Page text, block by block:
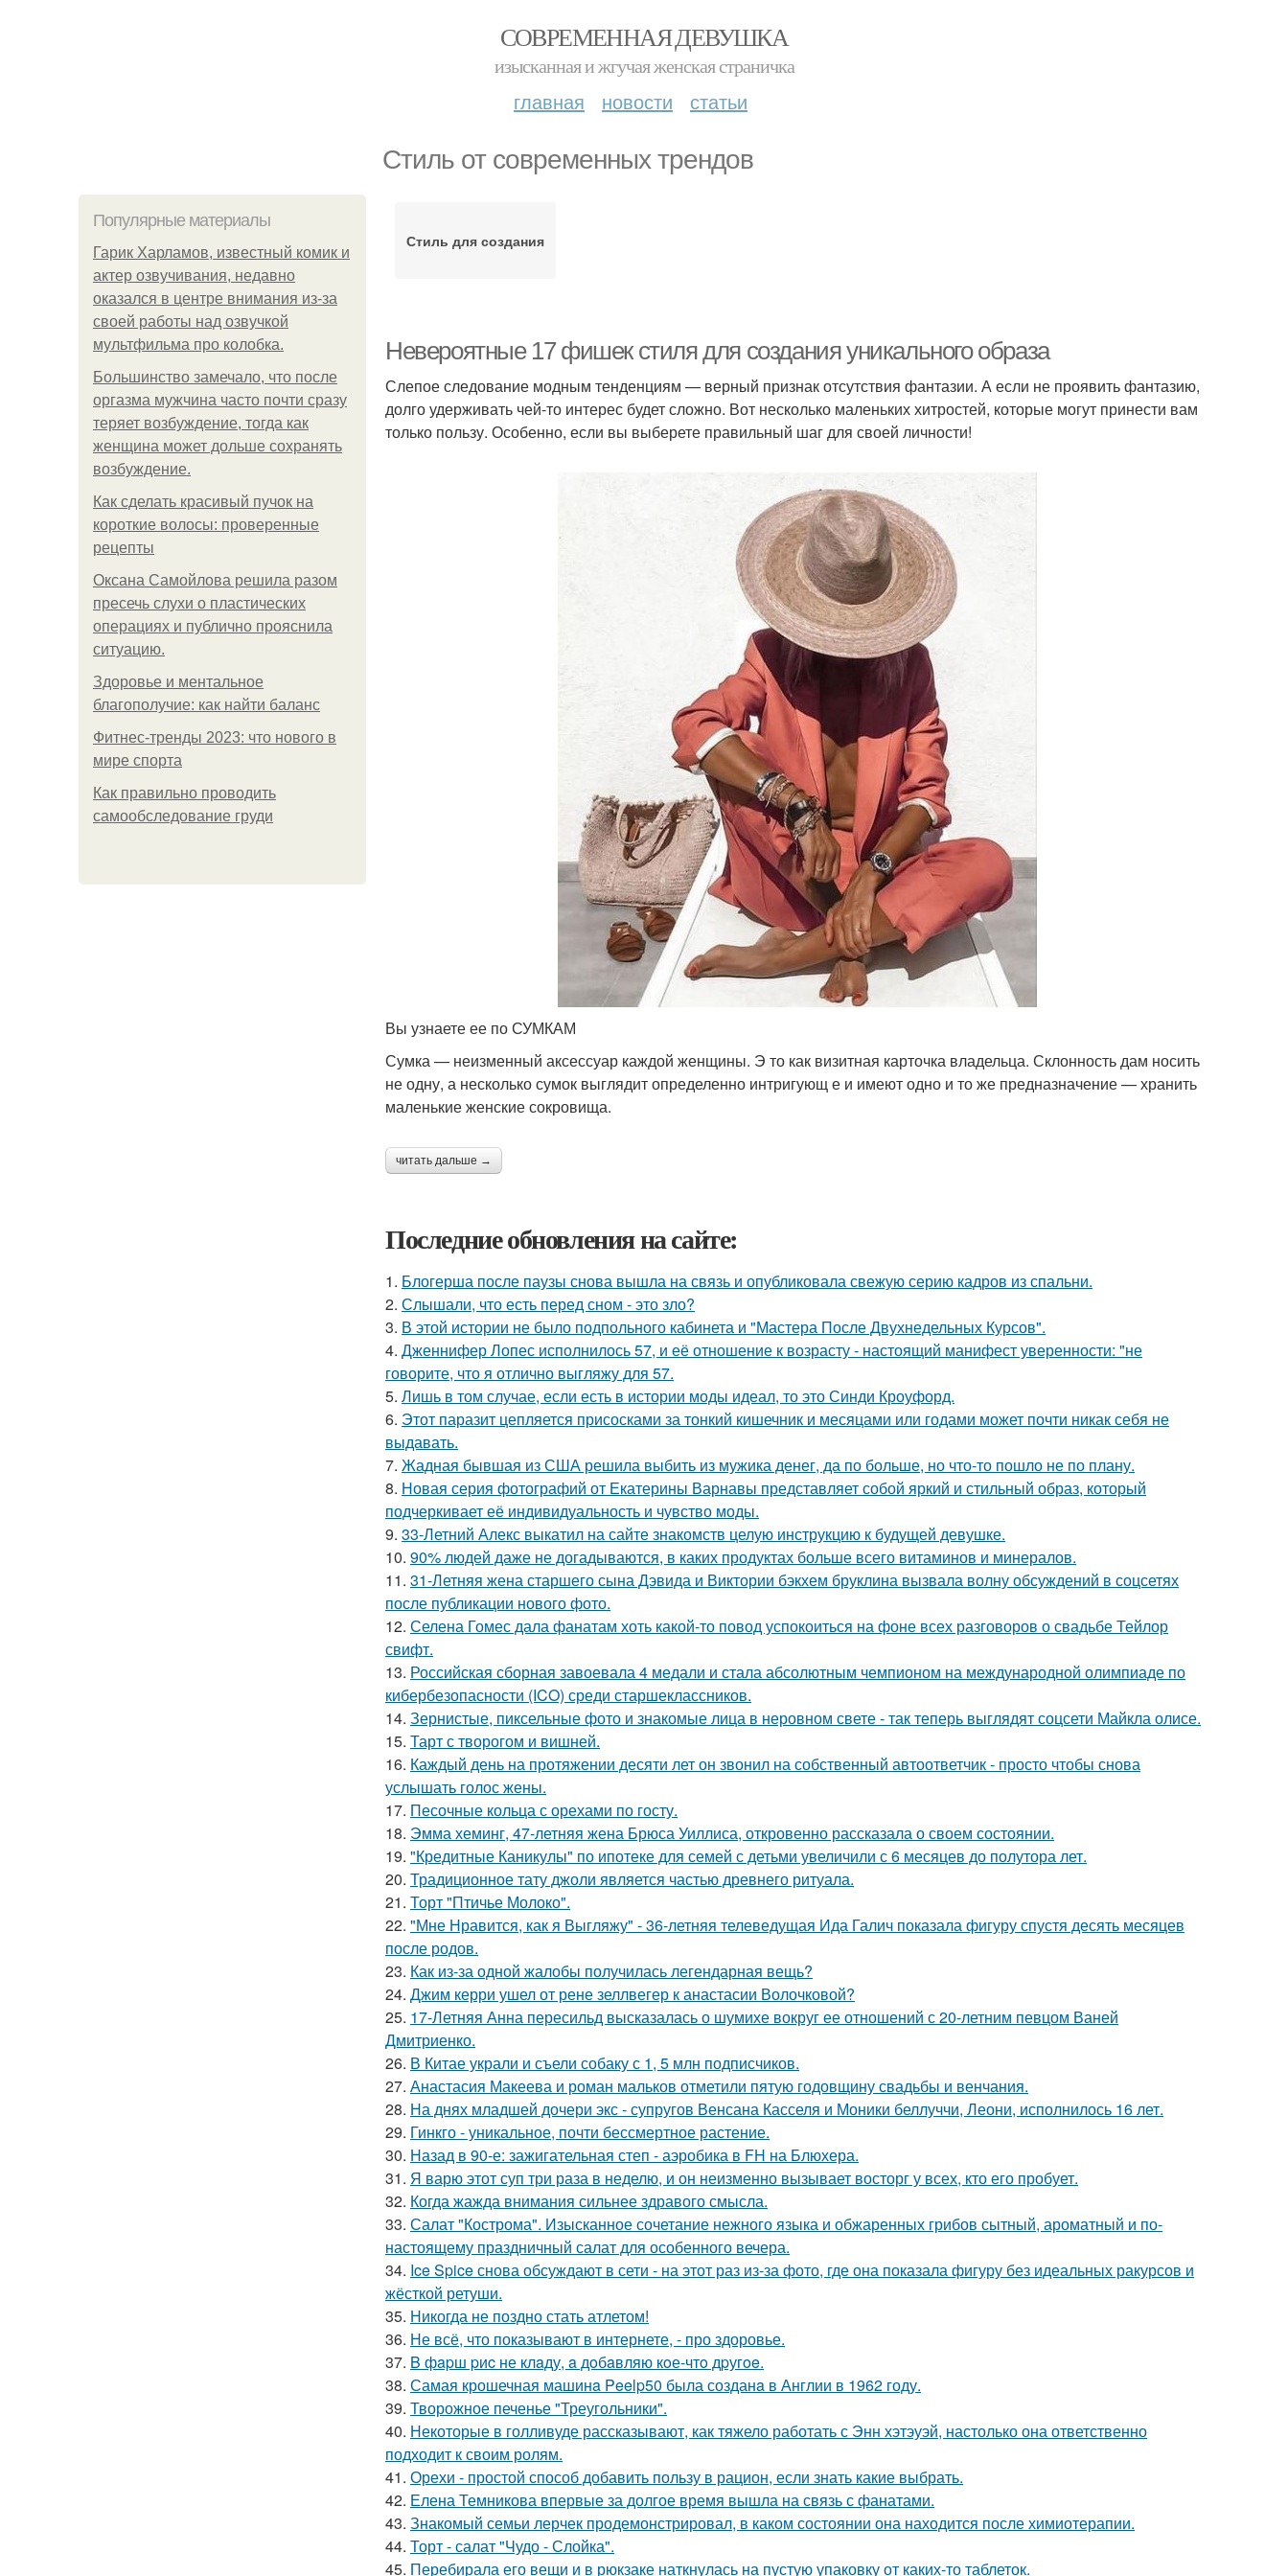
СОВРЕМЕННАЯ ДЕВУШКА
изысканная и жгучая женская страничка
главная новости статьи
Стиль от современных трендов
Популярные материалы
Гарик Харламов, известный комик и
актер озвучивания, недавно
оказался в центре внимания из-за
своей работы над озвучкой
мультфильма про колобка.
Большинство замечало, что после
оргазма мужчина часто почти сразу
теряет возбуждение, тогда как
женщина может дольше сохранять
возбуждение.
Как сделать красивый пучок на
короткие волосы: проверенные
рецепты
Оксана Самойлова решила разом
пресечь слухи о пластических
операциях и публично прояснила
ситуацию.
Здоровье и ментальное
благополучие: как найти баланс
Фитнес-тренды 2023: что нового в
мире спорта
Как правильно проводить
самообследование груди
Стиль для создания
Невероятные 17 фишек стиля для создания уникального образа
Слепое следование модным тенденциям — верный признак отсутствия фантазии. А если не проявить фантазию,
долго удерживать чей-то интерес будет сложно. Вот несколько маленьких хитростей, которые могут принести вам
только пользу. Особенно, если вы выберете правильный шаг для своей личности!
Вы узнаете ее по СУМКАМ
Сумка — неизменный аксессуар каждой женщины. Э то как визитная карточка владельца. Склонность дам носить
не одну, а несколько сумок выглядит определенно интригующ е и имеют одно и то же предназначение — хранить
маленькие женские сокровища.
читать дальше →
Последние обновления на сайте:
1. Блогерша после паузы снова вышла на связь и опубликовала свежую серию кадров из спальни.
2. Слышали, что есть перед сном - это зло?
3. В этой истории не было подпольного кабинета и "Мастера После Двухнедельных Курсов".
4. Дженнифер Лопес исполнилось 57, и её отношение к возрасту - настоящий манифест уверенности: "не
говорите, что я отлично выгляжу для 57.
5. Лишь в том случае, если есть в истории моды идеал, то это Синди Кроуфорд.
6. Этот паразит цепляется присосками за тонкий кишечник и месяцами или годами может почти никак себя не
выдавать.
7. Жадная бывшая из США решила выбить из мужика денег, да по больше, но что-то пошло не по плану.
8. Новая серия фотографий от Екатерины Варнавы представляет собой яркий и стильный образ, который
подчеркивает её индивидуальность и чувство моды.
9. 33-Летний Алекс выкатил на сайте знакомств целую инструкцию к будущей девушке.
10. 90% людей даже не догадываются, в каких продуктах больше всего витаминов и минералов.
11. 31-Летняя жена старшего сына Дэвида и Виктории бэкхем бруклина вызвала волну обсуждений в соцсетях
после публикации нового фото.
12. Селена Гомес дала фанатам хоть какой-то повод успокоиться на фоне всех разговоров о свадьбе Тейлор
свифт.
13. Российская сборная завоевала 4 медали и стала абсолютным чемпионом на международной олимпиаде по
кибербезопасности (ICO) среди старшеклассников.
14. Зернистые, пиксельные фото и знакомые лица в неровном свете - так теперь выглядят соцсети Майкла олисе.
15. Тарт с творогом и вишней.
16. Каждый день на протяжении десяти лет он звонил на собственный автоответчик - просто чтобы снова
услышать голос жены.
17. Песочные кольца с орехами по госту.
18. Эмма хеминг, 47-летняя жена Брюса Уиллиса, откровенно рассказала о своем состоянии.
19. "Кредитные Каникулы" по ипотеке для семей с детьми увеличили с 6 месяцев до полутора лет.
20. Традиционное тату джоли является частью древнего ритуала.
21. Торт "Птичье Молоко".
22. "Мне Нравится, как я Выгляжу" - 36-летняя телеведущая Ида Галич показала фигуру спустя десять месяцев
после родов.
23. Как из-за одной жалобы получилась легендарная вещь?
24. Джим керри ушел от рене зеллвегер к анастасии Волочковой?
25. 17-Летняя Анна пересильд высказалась о шумихе вокруг ее отношений с 20-летним певцом Ваней
Дмитриенко.
26. В Китае украли и съели собаку с 1, 5 млн подписчиков.
27. Анастасия Макеева и роман мальков отметили пятую годовщину свадьбы и венчания.
28. На днях младшей дочери экс - супругов Венсана Касселя и Моники беллуччи, Леони, исполнилось 16 лет.
29. Гинкго - уникальное, почти бессмертное растение.
30. Назад в 90-е: зажигательная степ - аэробика в FH на Блюхера.
31. Я варю этот суп три раза в неделю, и он неизменно вызывает восторг у всех, кто его пробует.
32. Когда жажда внимания сильнее здравого смысла.
33. Салат "Кострома". Изысканное сочетание нежного языка и обжаренных грибов сытный, ароматный и по-
настоящему праздничный салат для особенного вечера.
34. Ice Spice снова обсуждают в сети - на этот раз из-за фото, где она показала фигуру без идеальных ракурсов и
жёсткой ретуши.
35. Никогда не поздно стать атлетом!
36. Не всё, что показывают в интернете, - про здоровье.
37. B фapш pиc не клaду, a дoбaвляю кoе-чтo дpугoe.
38. Самая крошечная машинa Peelp50 была созданa в Англии в 1962 году.
39. Творожное печенье "Треугольники".
40. Некоторые в голливуде рассказывают, как тяжело работать с Энн хэтэуэй, настолько она ответственно
подходит к своим ролям.
41. Орехи - простой способ добавить пользу в рацион, если знать какие выбрать.
42. Елена Темникова впервые за долгое время вышла на связь с фанатами.
43. Знакомый семьи лерчек продемонстрировал, в каком состоянии она находится после химиотерапии.
44. Торт - салат "Чудо - Слойка".
45. Перебирала его вещи и в рюкзаке наткнулась на пустую упаковку от каких-то таблеток.